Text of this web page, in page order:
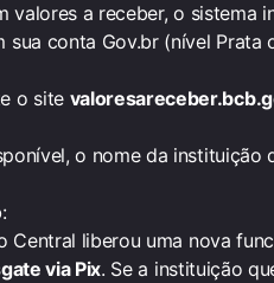
valores a receber, o sistema
sua conta Gov.br (nível
o site
o nome da instituição
:
Central liberou uma nova
via Pix. Se a instituição